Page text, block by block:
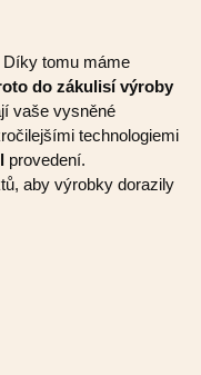
Díky tomu máme
do zákulisí výroby
vaše vysněné
technologiemi
provedení.
aby výrobky dorazily